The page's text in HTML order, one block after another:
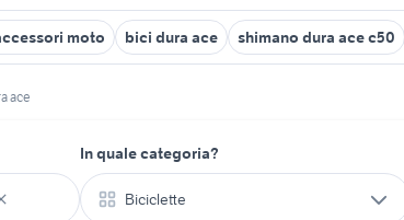
moto bici dura ace shimano dura ace c50
ace
In quale categoria?
Biciclette